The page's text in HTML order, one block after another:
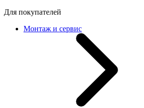
Для покупателей
Монтаж и сервис